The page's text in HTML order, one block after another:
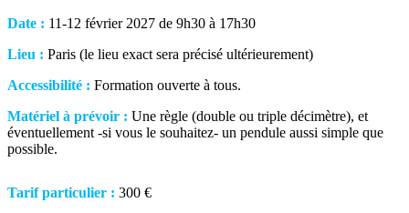
Date : 11-12 février 2027 de 9h30 à 17h30
Lieu : Paris (le lieu exact sera précisé ultérieurement)
Accessibilité : Formation ouverte à tous.
Matériel à prévoir : Une règle (double ou triple décimètre), et
éventuellement -si vous le souhaitez- un pendule aussi simple que
possible.
Tarif particulier : 300 €